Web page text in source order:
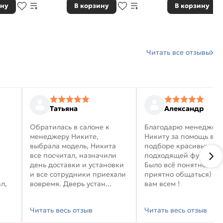
В корзину В корзину
Читать все отзывы
Татьяна
Обратилась в салоне к
менеджеру Никите,
выбрала модель, Никита
все посчитал, назначили
день доставки и установки
и все сотрудники приехали
вовремя. Дверь устан...
Читать весь отзыв
Александр
Благодарю
Никиту за помощь в
подборе красивых
подходящей
Было всё понятно, и
приятно общаться)
вам всем !
Читать весь отзыв